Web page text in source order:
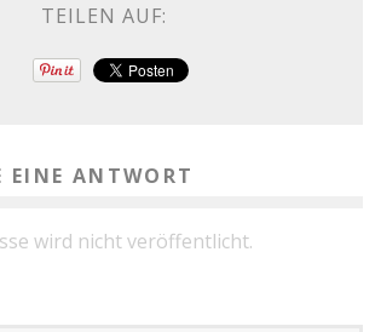
TEILEN AUF:
EINE ANTWORT
wird nicht veröffentlicht.